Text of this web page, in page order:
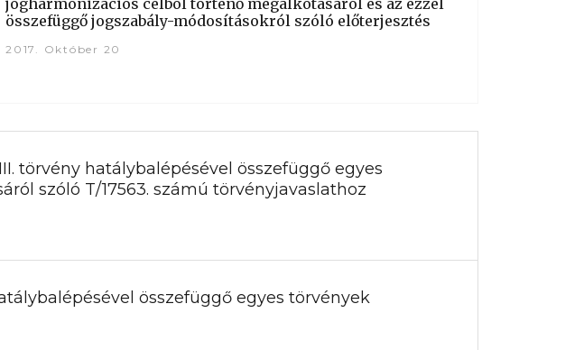
jogharmonizációs célból történő megalkotásáról és az ezzel
összefüggő jogszabály-módosításokról szóló előterjesztés
2017. Október 20
törvény hatálybalépésével összefüggő egyes
szóló T/17563. számú törvényjavaslathoz
összefüggő egyes törvények